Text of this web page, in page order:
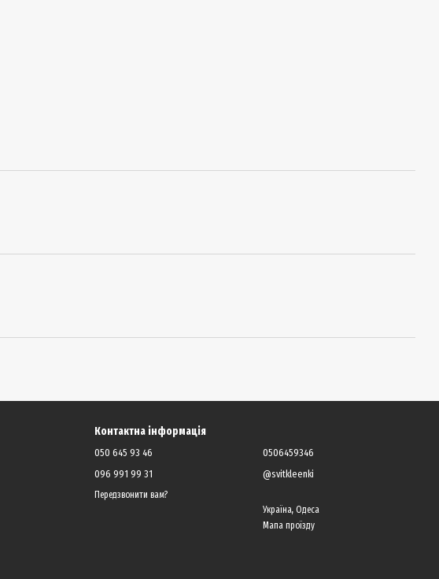
Контактна інформація
050 645 93 46
096 991 99 31
Передзвонити вам?
0506459346
@svitkleenki
Україна, Одеса
Мапа проїзду